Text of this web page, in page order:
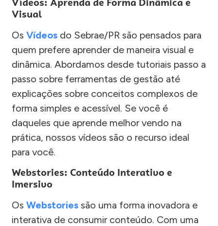
Visual
Os Vídeos do Sebrae/PR são pensados para
quem prefere aprender de maneira visual e
dinâmica. Abordamos desde tutoriais passo a
passo sobre ferramentas de gestão até
explicações sobre conceitos complexos de
forma simples e acessível. Se você é
daqueles que aprende melhor vendo na
prática, nossos vídeos são o recurso ideal
para você.
Webstories: Conteúdo Interativo e
Imersivo
Os Webstories são uma forma inovadora e
interativa de consumir conteúdo. Com uma